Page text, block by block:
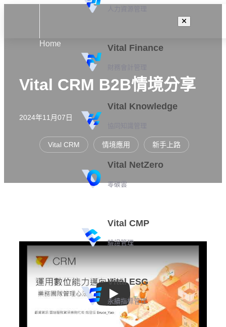
Vital Finance
Vital Knowledge
Vital NetZero
零碳雲
Vital CMP
驗證管理
Vital ESG
永續指標管理
Home
Vital CRM B2B情境分享
2024年11月07日
Vital CRM 情境應用 新手上路
Play